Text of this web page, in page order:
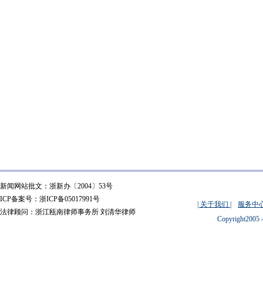
新闻网站批文：浙新办〔2004〕53号
ICP备案号：浙ICP备05017991号
法律顾问：浙江瓯南律师事务所 刘清华律师
| 关于我们 |
服务中
Copyright2005